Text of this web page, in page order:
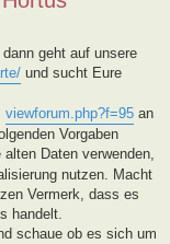
geht auf unsere
und sucht Eure
viewforum.php?f=95 an
Vorgaben
Daten verwenden,
nutzen. Macht
Vermerk, dass es
handelt.
schaue ob es sich um